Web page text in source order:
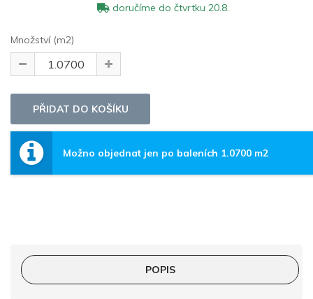
doručíme do čtvrtku 20.8.
Množství (m2)
Možno objednat jen po baleních 1.0700 m2
POPIS